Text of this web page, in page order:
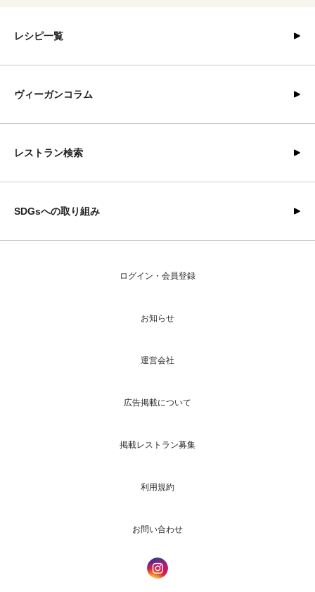
レシピ一覧
ヴィーガンコラム
レストラン検索
SDGsへの取り組み
ログイン・会員登録
お知らせ
運営会社
広告掲載について
掲載レストラン募集
利用規約
お問い合わせ